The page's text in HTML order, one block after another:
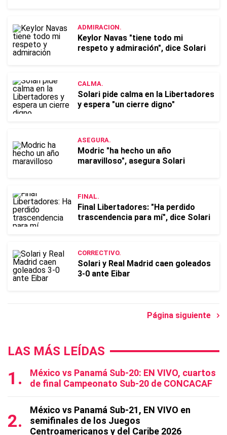
ADMIRACION.
Keylor Navas "tiene todo mi
respeto y admiración", dice Solari
CALMA.
Solari pide calma en la Libertadores
y espera "un cierre digno"
ASEGURA.
Modric "ha hecho un año
maravilloso", asegura Solari
FINAL.
Final Libertadores: "Ha perdido
trascendencia para mí", dice Solari
CORRECTIVO.
Solari y Real Madrid caen goleados
3-0 ante Eibar
Página siguiente
LAS MÁS LEÍDAS
México vs Panamá Sub-20: EN VIVO, cuartos
de final Campeonato Sub-20 de CONCACAF
México vs Panamá Sub-21, EN VIVO en
semifinales de los Juegos
Centroamericanos y del Caribe 2026